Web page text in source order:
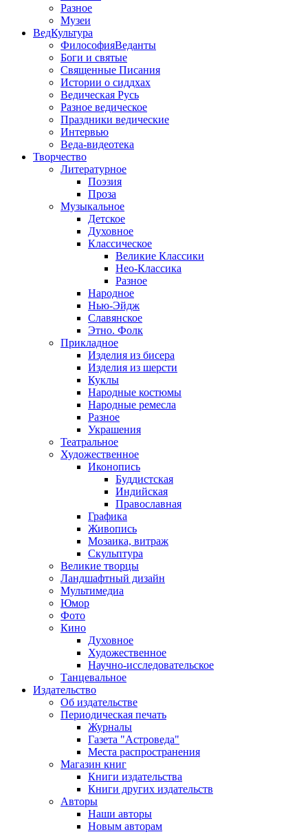
Разное
Музеи
ВедКультура
ФилософияВеданты
Боги и святые
Священные Писания
Истории о сиддхах
Ведическая Русь
Разное ведическое
Праздники ведические
Интервью
Веда-видеотека
Творчество
Литературное
Поэзия
Проза
Музыкальное
Детское
Духовное
Классическое
Великие Классики
Нео-Классика
Разное
Народное
Нью-Эйдж
Славянское
Этно. Фолк
Прикладное
Изделия из бисера
Изделия из шерсти
Куклы
Народные костюмы
Народные ремесла
Разное
Украшения
Театральное
Художественное
Иконопись
Буддистская
Индийская
Православная
Графика
Живопись
Мозаика, витраж
Скульптура
Великие творцы
Ландшафтный дизайн
Мультимедиа
Юмор
Фото
Кино
Духовное
Художественное
Научно-исследовательское
Танцевальное
Издательство
Об издательстве
Периодическая печать
Журналы
Газета "Астроведа"
Места распространения
Магазин книг
Книги издательства
Книги других издательств
Авторы
Наши авторы
Новым авторам